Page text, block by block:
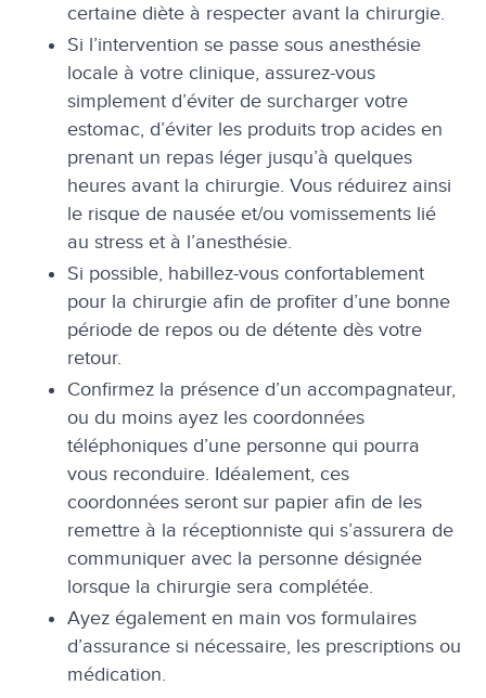
certaine diète à respecter avant la chirurgie.
Si l’intervention se passe sous anesthésie
locale à votre clinique, assurez-vous
simplement d’éviter de surcharger votre
estomac, d’éviter les produits trop acides en
prenant un repas léger jusqu’à quelques
heures avant la chirurgie. Vous réduirez ainsi
le risque de nausée et/ou vomissements lié
au stress et à l’anesthésie.
Si possible, habillez-vous confortablement
pour la chirurgie afin de profiter d’une bonne
période de repos ou de détente dès votre
retour.
Confirmez la présence d’un accompagnateur,
ou du moins ayez les coordonnées
téléphoniques d’une personne qui pourra
vous reconduire. Idéalement, ces
coordonnées seront sur papier afin de les
remettre à la réceptionniste qui s’assurera de
communiquer avec la personne désignée
lorsque la chirurgie sera complétée.
Ayez également en main vos formulaires
d’assurance si nécessaire, les prescriptions ou
médication.